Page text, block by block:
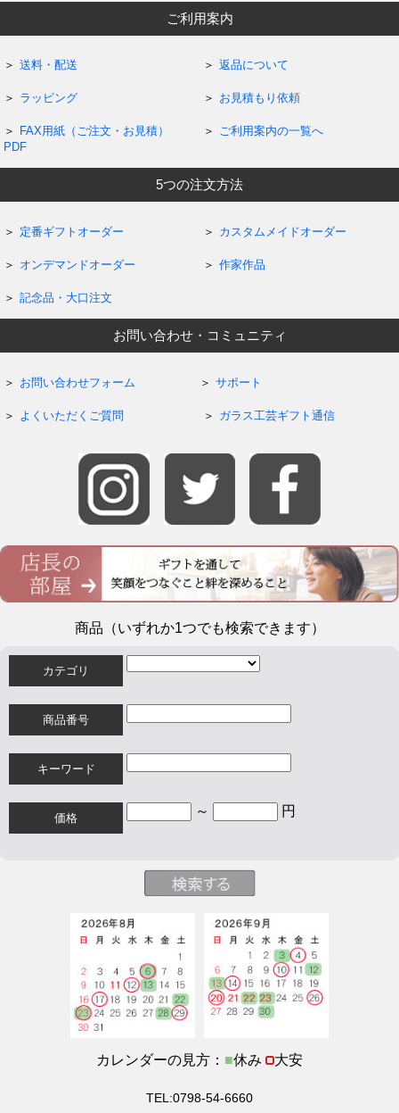
ご利用案内
送料・配送 返品について
ラッピング お見積もり依頼
FAX用紙（ご注文・お見積）
PDF
ご利用案内の一覧へ
5つの注文方法
定番ギフトオーダー カスタムメイドオーダー
オンデマンドオーダー 作家作品
記念品・大口注文
お問い合わせ・コミュニティ
お問い合わせフォーム サポート
よくいただくご質問 ガラス工芸ギフト通信
商品（いずれか1つでも検索できます）
カテゴリ
商品番号
キーワード
価格 ～ 円
カレンダーの見方： ■休み 大安
TEL:0798-54-6660